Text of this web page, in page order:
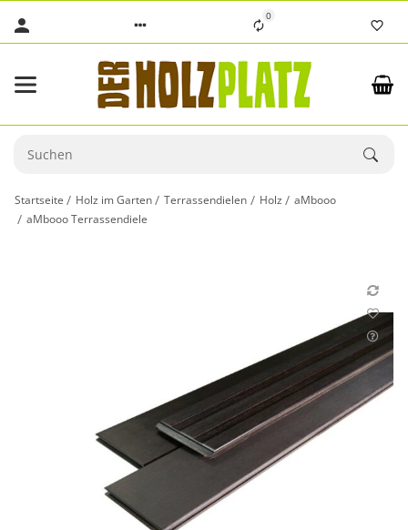
0
Startseite Holz im Garten Terrassendielen Holz
aMbooo
aMbooo Terrassendiele